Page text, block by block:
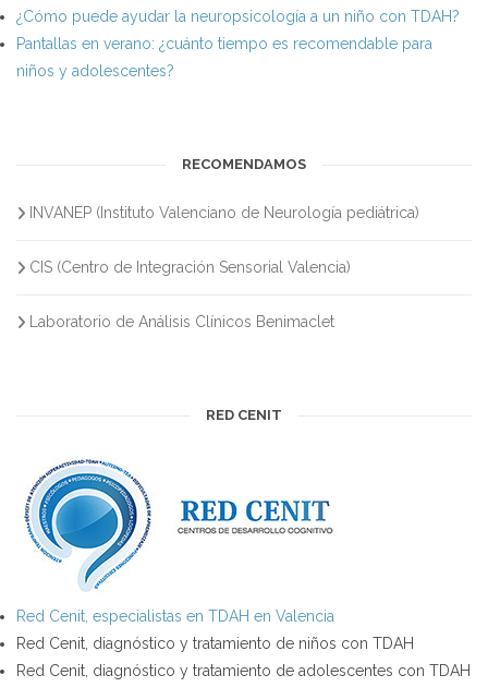
¿Cómo puede ayudar la neuropsicología a un niño con TDAH?
Pantallas en verano: ¿cuánto tiempo es recomendable para
niños y adolescentes?
RECOMENDAMOS
INVANEP (Instituto Valenciano de Neurología pediátrica)
CIS (Centro de Integración Sensorial Valencia)
Laboratorio de Análisis Clínicos Benimaclet
RED CENIT
Red Cenit, especialistas en TDAH en Valencia
Red Cenit, diagnóstico y tratamiento de niños con TDAH
Red Cenit, diagnóstico y tratamiento de adolescentes con TDAH